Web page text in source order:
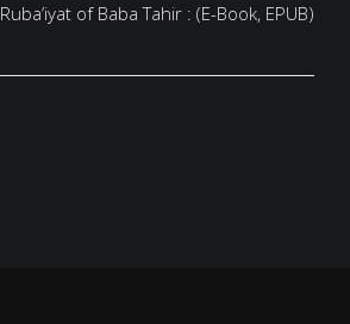
Ruba’iyat of Baba Tahir : (E-Book, EPUB)